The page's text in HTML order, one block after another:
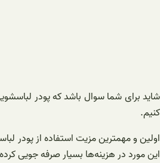
کنیم.
اولین و مهمترین مزیت استفاده از پودر
این مورد در هزینه‌ها بسیار صرفه جویی